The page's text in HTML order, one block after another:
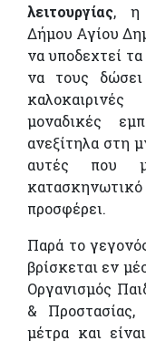
λειτουργίας, η
Δήμου Αγίου
να υποδεχτεί τα
να τους
μοναδικές
ανεξίτηλα στη
αυτές που
προσφέρει.
Παρά το
βρίσκεται εν
Οργανισμός
& Προστασίας,
μέτρα και